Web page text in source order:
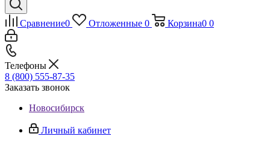
Сравнение0 Отложенные 0 Корзина0 0
Телефоны
8 (800) 555-87-35
Заказать звонок
Новосибирск
Личный кабинет